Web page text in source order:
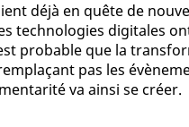
déjà en quête de
technologies digitales
probable que la
pas les
va ainsi se créer.